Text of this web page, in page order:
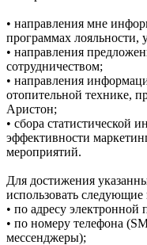
• направления мне
программах лояльности,
• направления
сотрудничеством;
• направления
отопительной технике,
Аристон;
• сбора статистической
эффективности
мероприятий.
Для достижения
использовать
• по адресу электронной
• по номеру телефона
мессенджеры);